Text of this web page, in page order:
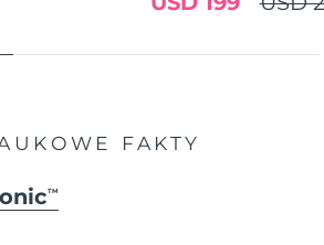
FAKTY
TM